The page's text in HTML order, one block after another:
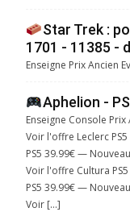
Star Trek :
1701 - 11385 -
Enseigne Prix Ancien
Aphelion -
Enseigne Console
Voir l'offre Leclerc
PS5 39.99€ —
Voir l'offre Cultura
PS5 39.99€ —
Voir […]